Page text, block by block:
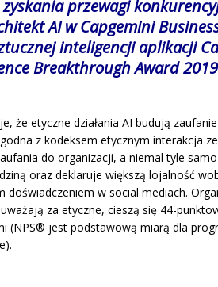
przewagi
AI w Capgemini
inteligencji aplikacji
Breakthrough Award
że etyczne działania AI budują
z kodeksem etycznym interakcja
do organizacji, a niemal tyle
oraz deklaruje większą lojalność
w social mediach.
za etyczne, cieszą się 44-
(NPS® jest podstawową miarą dla